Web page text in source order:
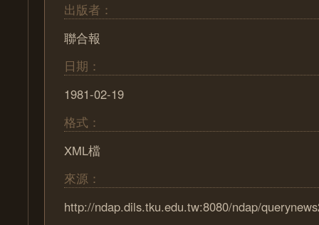
出版者：
聯合報
日期：
1981-02-19
格式：
XML檔
來源：
http://ndap.dils.tku.edu.tw:8080/ndap/